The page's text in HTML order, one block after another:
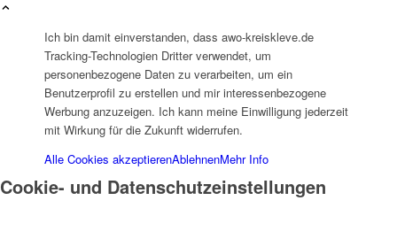
Historie
Ich bin damit einverstanden, dass awo-kreiskleve.de
Tracking-Technologien Dritter verwendet, um
personenbezogene Daten zu verarbeiten, um ein
Benutzerprofil zu erstellen und mir interessenbezogene
Werbung anzuzeigen. Ich kann meine Einwilligung jederzeit
mit Wirkung für die Zukunft widerrufen.
Alle Cookies akzeptierenAblehnenMehr Info
Cookie- und Datenschutzeinstellungen